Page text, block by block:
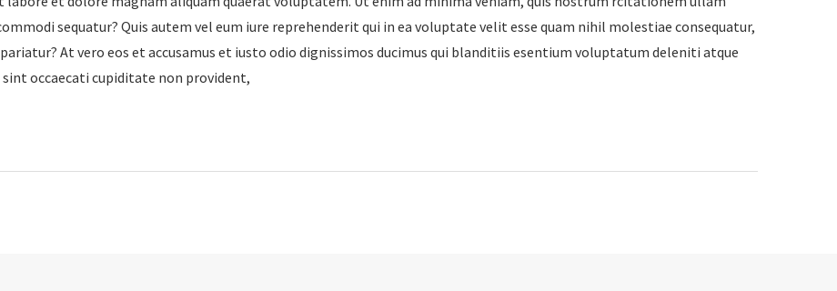
sequatur? Quis autem vel eum iure reprehenderit qui in ea voluptate velit esse quam nihil molestiae consequatur,
At vero eos et accusamus et iusto odio dignissimos ducimus qui blanditiis esentium voluptatum deleniti atque
occaecati cupiditate non provident,